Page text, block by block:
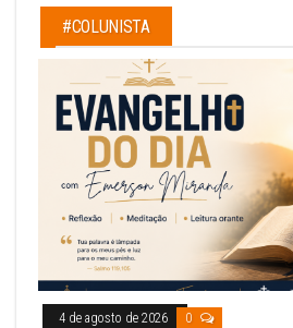
#COLUNISTA
4 de agosto de 2026 0